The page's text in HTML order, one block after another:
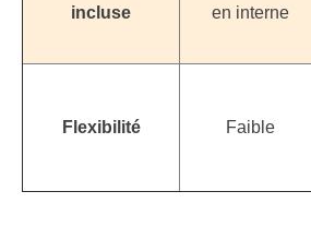
incluse
en interne
Flexibilité Faible